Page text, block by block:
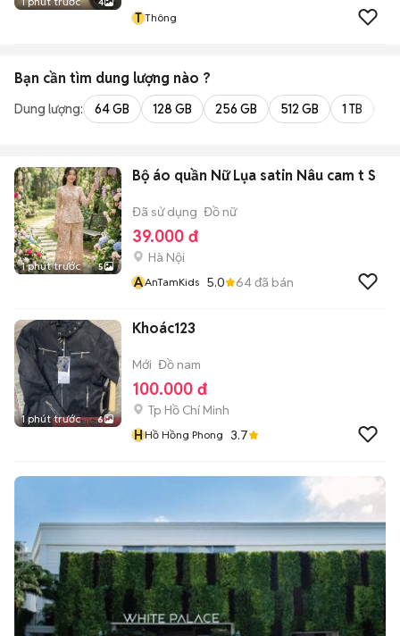
T Thông
Bạn cần tìm dung lượng nào ?
Dung lượng: 64 GB 128 GB 256 GB 512 GB 1 TB
1 phút trước 5
Bộ áo quần Nữ Lụa satin Nâu cam t S
Đã sử dụng Đồ nữ
39.000 đ
Hà Nội
AAnTamKids 5.0 64đã bán
1 phút trước 6
Khoác123
Mới Đồ nam
100.000 đ
Tp Hồ Chí Minh
HHồ Hồng Phong 3.7